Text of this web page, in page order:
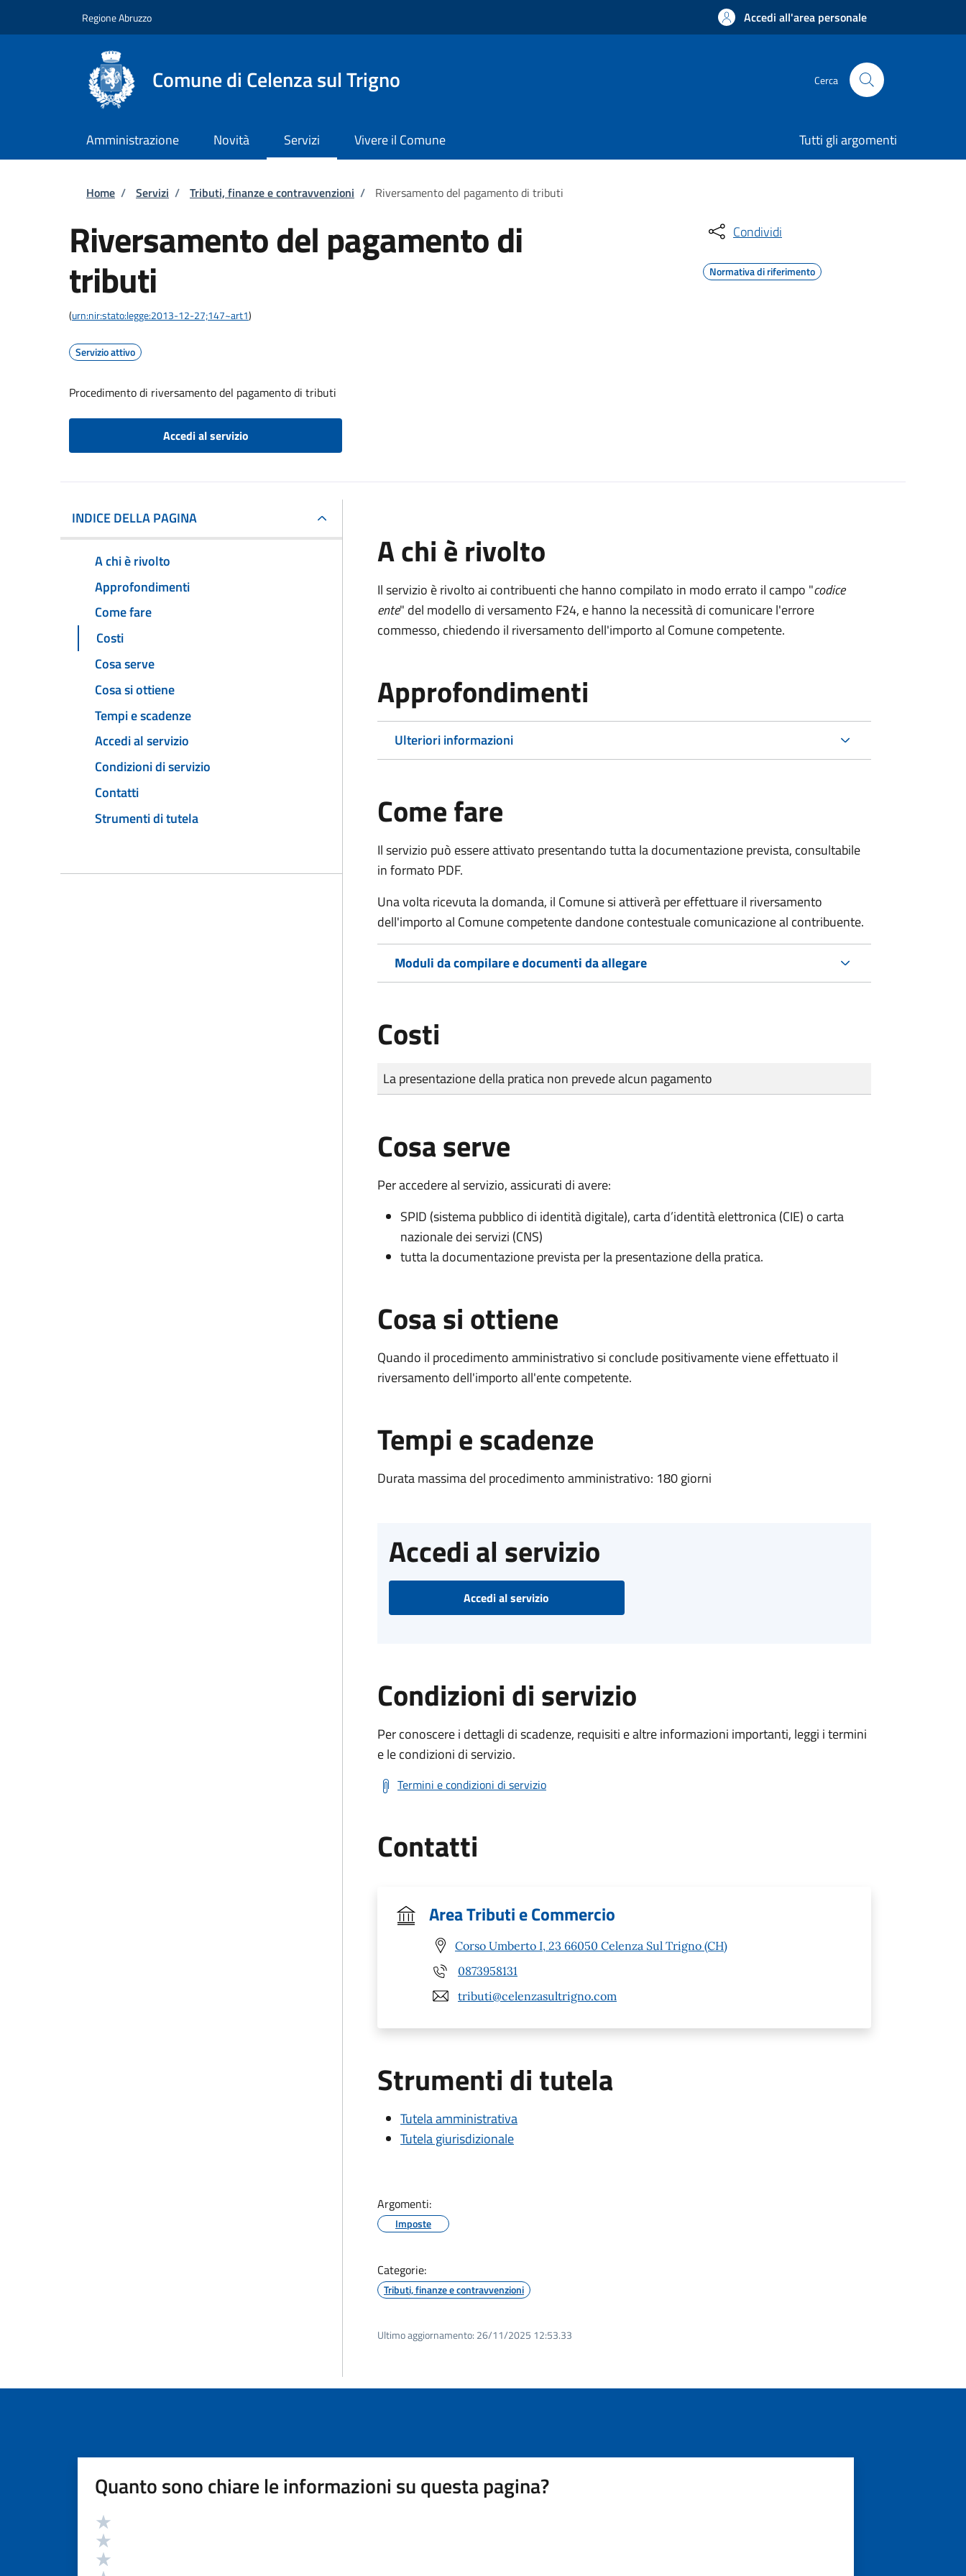
Regione Abruzzo Accedi all'area personale
Comune di Celenza sul Trigno Cerca
Amministrazione Novità Servizi Vivere il Comune Tutti gli argomenti
Briciole di pane
Home / Servizi / Tributi, finanze e contravvenzioni / Riversamento del pagamento di tributi
Riversamento del pagamento di
tributi
(urn:nir:stato:legge:2013-12-27;147~art1)
Servizio attivo
Procedimento di riversamento del pagamento di tributi
Accedi al servizio
Condividi
Normativa di riferimento
INDICE DELLA PAGINA
A chi è rivolto
Approfondimenti
Come fare
Costi
Cosa serve
Cosa si ottiene
Tempi e scadenze
Accedi al servizio
Condizioni di servizio
Contatti
Strumenti di tutela
A chi è rivolto
Il servizio è rivolto ai contribuenti che hanno compilato in modo errato il campo "codice
ente" del modello di versamento F24, e hanno la necessità di comunicare l'errore
commesso, chiedendo il riversamento dell'importo al Comune competente.
Approfondimenti
Ulteriori informazioni
Come fare
Il servizio può essere attivato presentando tutta la documentazione prevista, consultabile
in formato PDF.
Una volta ricevuta la domanda, il Comune si attiverà per effettuare il riversamento
dell'importo al Comune competente dandone contestuale comunicazione al contribuente.
Moduli da compilare e documenti da allegare
Costi
Tipo di pagamento
Importo
La presentazione della pratica non prevede alcun pagamento
Cosa serve
Per accedere al servizio, assicurati di avere:
SPID (sistema pubblico di identità digitale), carta d’identità elettronica (CIE) o carta
nazionale dei servizi (CNS)
tutta la documentazione prevista per la presentazione della pratica.
Cosa si ottiene
Quando il procedimento amministrativo si conclude positivamente viene effettuato il
riversamento dell'importo all'ente competente.
Tempi e scadenze
Durata massima del procedimento amministrativo: 180 giorni
Accedi al servizio
Accedi al servizio
Condizioni di servizio
Per conoscere i dettagli di scadenze, requisiti e altre informazioni importanti, leggi i termini
e le condizioni di servizio.
Termini e condizioni di servizio
Contatti
Area Tributi e Commercio
Corso Umberto I, 23 66050 Celenza Sul Trigno (CH)
0873958131
tributi@celenzasultrigno.com
Strumenti di tutela
Tutela amministrativa
Tutela giurisdizionale
Argomenti:
Imposte
Categorie:
Tributi, finanze e contravvenzioni
Ultimo aggiornamento: 26/11/2025 12:53.33
Quanto sono chiare le informazioni su questa pagina?
Valutazione